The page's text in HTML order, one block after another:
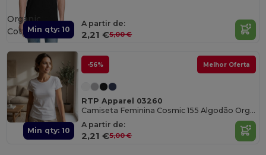
Min qty: 10
A partir de:
2,21 €5,00 €
Min qty: 10
Organic
Cotton
-56% Melhor Oferta
RTP Apparel 03260
Camiseta Feminina Cosmic 155 Algodão Orgânico
A partir de:
2,21 €5,00 €